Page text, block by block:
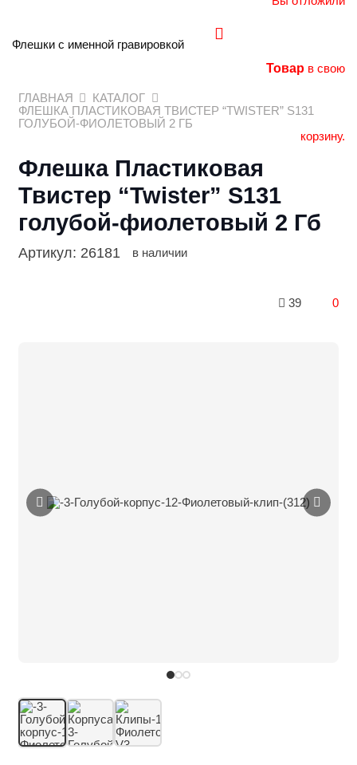
Флешки с именной гравировкой
Товарв свою
корзину.
ГЛАВНАЯ
КАТАЛОГ
ФЛЕШКА ПЛАСТИКОВАЯ ТВИСТЕР “TWISTER” S131
ГОЛУБОЙ-ФИОЛЕТОВЫЙ 2 ГБ
Флешка Пластиковая
Твистер “Twister” S131
голубой-фиолетовый 2 Гб
Артикул: 26181 в наличии
39 0